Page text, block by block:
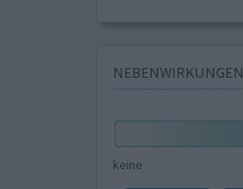
NEBENWIRKUNGEN
keine